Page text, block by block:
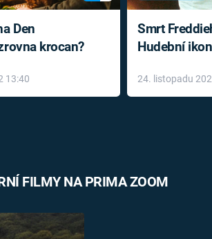
Den
krocan?
13:40
Smrt
Hudební
léky
24. listopadu
FILMY NA PRIMA ZOOM